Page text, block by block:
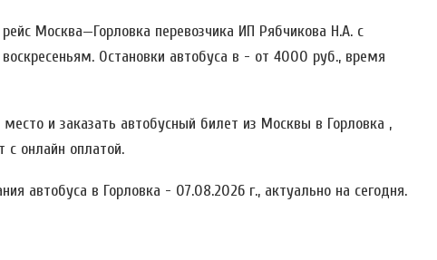
Москва—Горловка перевозчика ИП Рябчикова Н.А. c
Остановки автобуса в - от 4000 руб., время
и заказать автобусный билет из Москвы в Горловка ,
с онлайн оплатой.
автобуса в Горловка - 07.08.2026 г., актуально на сегодня.